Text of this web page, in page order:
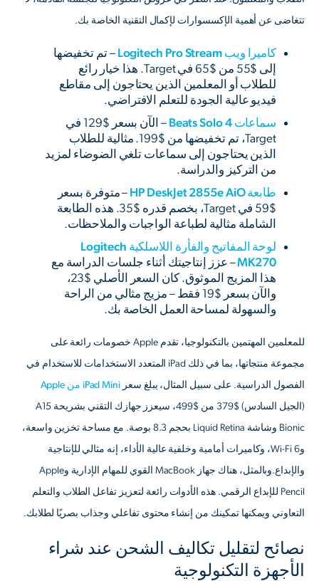
تتغاضى عن أهمية الإكسسوارات لإكمال التقنية الخاصة بك.
كاميرا ويب Logitech Pro Stream
– تم تخفيضها
إلى $55 من $65 في Target. هذا خيار رائع
للطلاب أو المعلمين الذين يحتاجون إلى مقاطع
فيديو عالية الجودة للتعلم الافتراضي.
سماعات Beats Solo 4
– الآن بسعر $129 في
Target، تم تخفيضها من $199. مثالية للطلاب
الذين يحتاجون إلى سماعات تلغي الضوضاء لمزيد
من التركيز والدراسة.
طابعة HP DeskJet 2855e AiO
– متوفرة بسعر
$59 في Target، بخصم قدره $35. هذه الطابعة
الشاملة مثالية لطباعة الواجبات والملاحظات.
لوحة المفاتيح والفأرة اللاسلكية Logitech
MK270– عزز إنتاجيتك أثناء جلسات الدراسة مع
هذا المزيج الموثوق. كان السعر الأصلي $23،
والآن بسعر $19 فقط – مزيج مثالي من الراحة
والسهولة لمساحة العمل الخاصة بك.
للمعلمين المهتمين بالتكنولوجيا، تقدم Apple خصومات رائعة على
مجموعة منتجاتها، بما في ذلك iPad المتعدد الاستخدامات للاستخدام في
الفصول الدراسية. على سبيل المثال، يبلغ سعر iPad Mini من Apple
(الجيل السادس) $379 من $499، سيعزز جهازك التقني بشريحة A15
Bionic وشاشة Liquid Retina بحجم 8.3 بوصة. مع مساحة تخزين واسعة،
وWi-Fi 6، وكاميرات أمامية وخلفية عالية الأداء، إنه مثالي للإنتاجية
والإبداع.وبالمثل، هناك جهاز MacBook القوي للمهام الإدارية وApple
Pencil للإبداع الرقمي. هذه الأدوات رائعة لتعزيز تفاعل الطلاب والتعلم
التعاوني ويمكنها تمكينك من إنشاء محتوى تفاعلي وجذاب بصريًا لطلابك.
نصائح لتقليل تكاليف الشحن عند شراء
الأجهزة التكنولوجية